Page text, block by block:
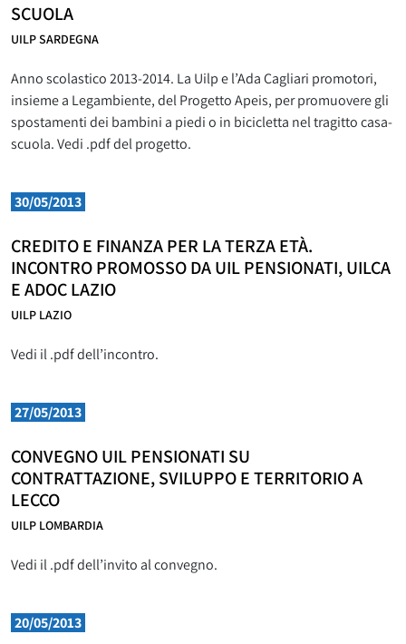
SCUOLA
UILP SARDEGNA
Anno scolastico 2013-2014. La Uilp e l’Ada Cagliari promotori,
insieme a Legambiente, del Progetto Apeis, per promuovere gli
spostamenti dei bambini a piedi o in bicicletta nel tragitto casa-
scuola. Vedi .pdf del progetto.
30/05/2013
CREDITO E FINANZA PER LA TERZA ETÀ.
INCONTRO PROMOSSO DA UIL PENSIONATI, UILCA
E ADOC LAZIO
UILP LAZIO
Vedi il .pdf dell’incontro.
27/05/2013
CONVEGNO UIL PENSIONATI SU
CONTRATTAZIONE, SVILUPPO E TERRITORIO A
LECCO
UILP LOMBARDIA
Vedi il .pdf dell’invito al convegno.
20/05/2013